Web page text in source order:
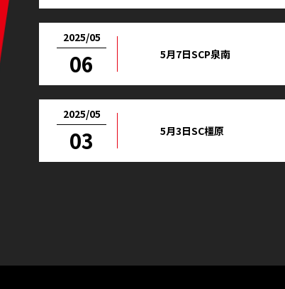
2025/05
06 5月7日SCP泉南
2025/05
03 5月3日SC橿原